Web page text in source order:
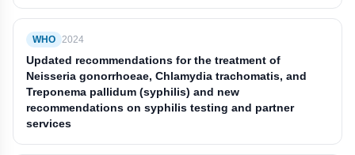
WHO 2024
Updated recommendations for the treatment of
Neisseria gonorrhoeae, Chlamydia trachomatis, and
Treponema pallidum (‎syphilis)‎ and new
recommendations on syphilis testing and partner
services